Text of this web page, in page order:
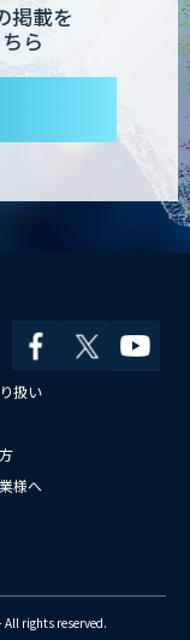
製化支援
アドバイザリー」
支援
掲載を
ら
扱い
様へ
rights reserved.